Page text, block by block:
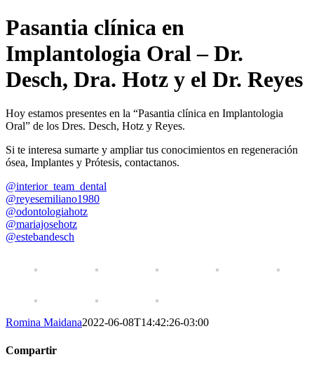
Pasantia clínica en
Implantologia Oral – Dr.
Desch, Dra. Hotz y el Dr. Reyes
Hoy estamos presentes en la “Pasantia clínica en Implantologia
Oral” de los Dres. Desch, Hotz y Reyes.
Si te interesa sumarte y ampliar tus conocimientos en regeneración
ósea, Implantes y Prótesis, contactanos.
@interior_team_dental
@reyesemiliano1980
@odontologiahotz
@mariajosehotz
@estebandesch
Romina Maidana2022-06-08T14:42:26-03:00
Compartir